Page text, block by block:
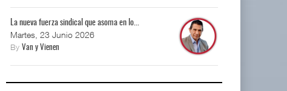
La nueva fuerza sindical que asoma en lo...
Martes, 23 Junio 2026
ByVan y Vienen